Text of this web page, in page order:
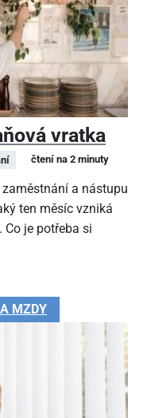
vratka
čtení na 2 minuty
a nástupu
ten měsíc vzniká
je potřeba si
MZDY